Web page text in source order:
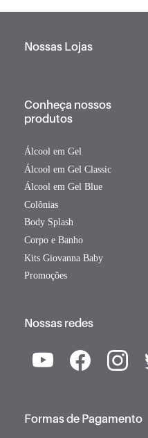
Nossas Lojas
Conheça nossos
produtos
Álcool em Gel
Álcool em Gel Classic
Álcool em Gel Blue
Colônias
Body Splash
Corpo e Banho
Kits Giovanna Baby
Promoções
Nossas redes
Formas de Pagamento